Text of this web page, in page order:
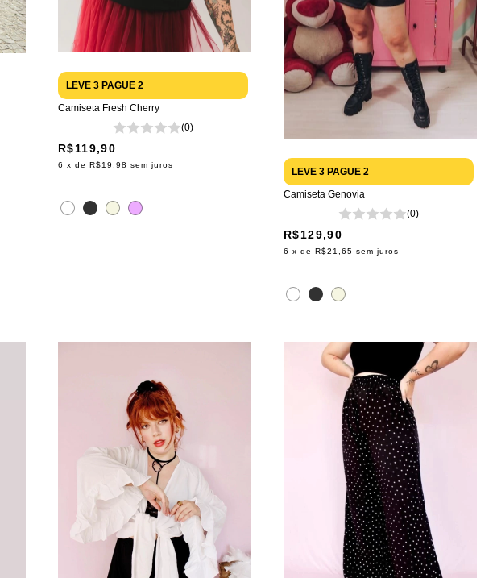
LEVE 3 PAGUE 2
Camiseta Fresh Cherry
(0)
R$119,90
6 x de R$19,98 sem juros
LEVE 3 PAGUE 2
Camiseta Genovia
(0)
R$129,90
6 x de R$21,65 sem juros